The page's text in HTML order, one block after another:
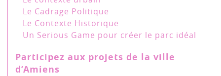
Le Cadrage Politique
Le Contexte Historique
Un Serious Game pour créer le parc idéal
Participez aux projets de la ville
d’Amiens